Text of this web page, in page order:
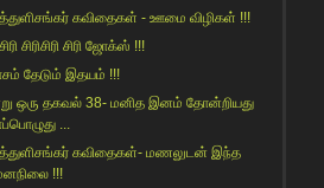
கவிதைகள் - ஊமை விழிகள் !!!
சிரி சிரிசிரி சிரி ஜோக்ஸ் !!!
தேடும் இதயம் !!!
ஒரு தகவல் 38- மனித இனம் தோன்றியது
...
கவிதைகள்- மணலுடன் இந்த
!!!